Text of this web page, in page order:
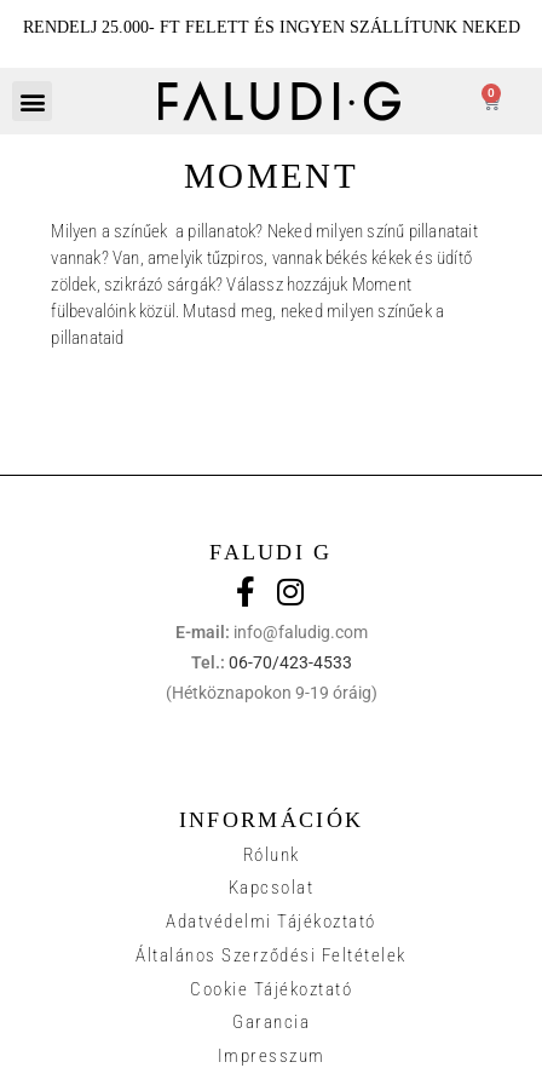
RENDELJ 25.000- FT FELETT ÉS INGYEN SZÁLLÍTUNK NEKED
0
MOMENT
Milyen a színűek a pillanatok? Neked milyen színű pillanatait
vannak? Van, amelyik tűzpiros, vannak békés kékek és üdítő
zöldek, szikrázó sárgák? Válassz hozzájuk Moment
fülbevalóink közül. Mutasd meg, neked milyen színűek a
pillanataid
FALUDI G
E-mail: info@faludig.com
Tel.: 06-70/423-4533
(Hétköznapokon 9-19 óráig)
INFORMÁCIÓK
Rólunk
Kapcsolat
Adatvédelmi Tájékoztató
Általános Szerződési Feltételek
Cookie Tájékoztató
Garancia
Impresszum